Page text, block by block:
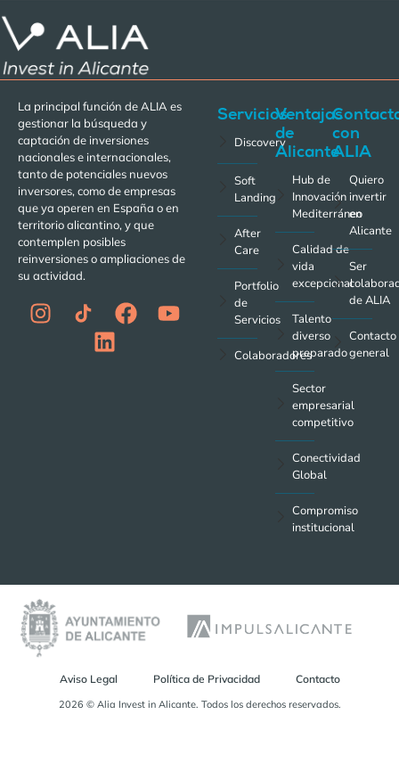
La principal función de ALIA es
gestionar la búsqueda y
captación de inversiones
nacionales e internacionales,
tanto de potenciales nuevos
inversores, como de empresas
que ya operen en España o en
territorio alicantino, y que
contemplen posibles
reinversiones o ampliaciones de
su actividad.
Servicios
Discovery
Soft
Landing
After
Care
Portfolio
de
Servicios
Colaboradores
Ventajas
de
Alicante
Hub de
Innovación
Mediterráneo
Calidad de
vida
excepcional
Talento
diverso
preparado
Sector
empresarial
competitivo
Conectividad
Global
Compromiso
institucional
con
ALIA
Quiero
invertir
en
Alicante
Ser
de ALIA
Contacto
general
Aviso Legal Política de Privacidad Contacto
2026 © Alia Invest in Alicante. Todos los derechos reservados.